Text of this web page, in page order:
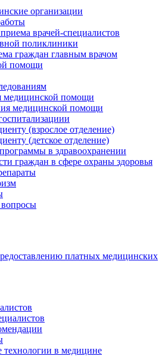
организации
врачей-специалистов
поликлиники
граждан главным врачом
помощи
медицинской помощи
медицинской помощи
(взрослое отделение)
(детское отделение)
в здравоохранении
граждан в сфере охраны здоровья
вопросы
платных медицинских
в медицине